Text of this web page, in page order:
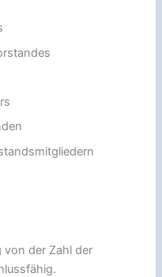
von der Zahl der